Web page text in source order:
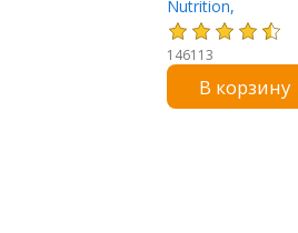
Nutrition,
CollagenUP,
морской
коллаген,
гиалуроновая
146113
В корзину